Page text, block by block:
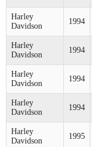
Harley
Davidson
1994
Harley
Davidson
1994
Harley
Davidson
1994
Harley
Davidson
1994
Harley
Davidson
1995